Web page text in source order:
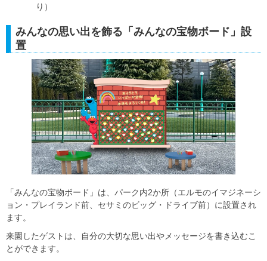
り）
みんなの思い出を飾る「みんなの宝物ボード」設
置
「みんなの宝物ボード」は、パーク内2か所（エルモのイマジネーシ
ョン・プレイランド前、セサミのビッグ・ドライブ前）に設置され
ます。
来園したゲストは、自分の大切な思い出やメッセージを書き込むこ
とができます。